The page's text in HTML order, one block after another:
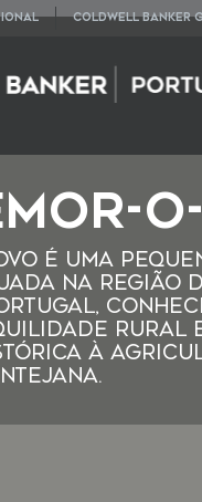
COLDWELL BANKER
é uma
na região
rural
à